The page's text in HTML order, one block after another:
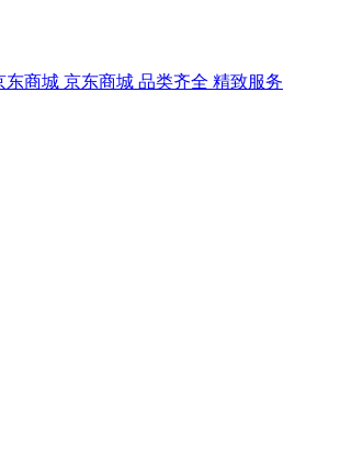
京东商城 品类齐全 精致服务